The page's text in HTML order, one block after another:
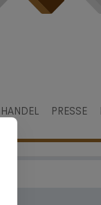
HANDEL PRESSE